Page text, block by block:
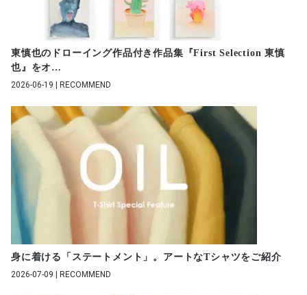
東慎也のドローイング作品付き作品集『First Selection 東慎
也』をオ …
2026-06-19 | RECOMMEND
身に着ける「ステートメント」。アートなTシャツをご紹介
2026-07-09 | RECOMMEND